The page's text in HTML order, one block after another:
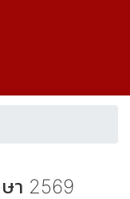
า 2569